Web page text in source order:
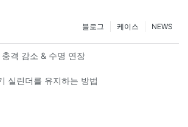
NEWS
케이스
블로그
격 감소 & 수명 연장
실린더를 유지하는 방법